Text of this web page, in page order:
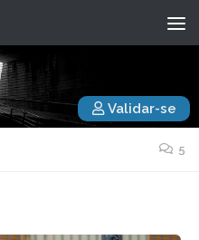
Validar-se
5